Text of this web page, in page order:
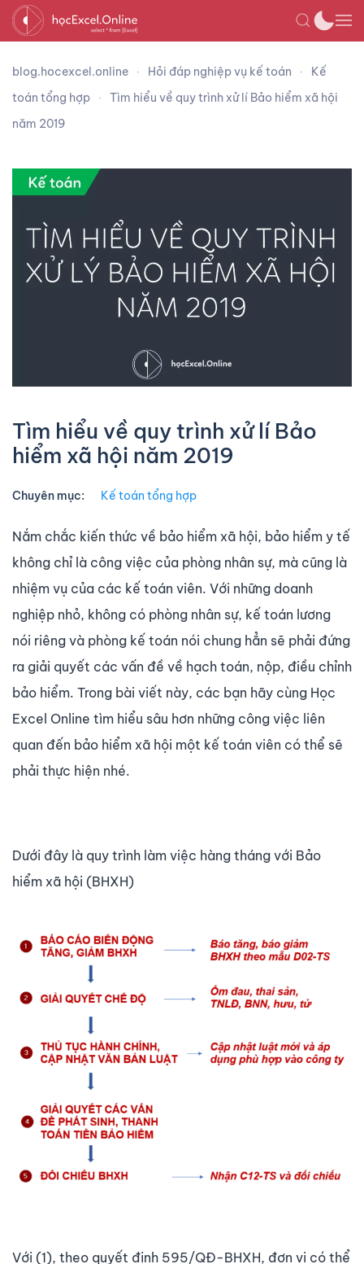
blog.hocexcel.online Hỏi đáp nghiệp vụ kế toán
Kế
toán tổng hợp
Tìm hiểu về quy trình xử lí Bảo hiểm xã hội
năm 2019
Tìm hiểu về quy trình xử lí Bảo
hiểm xã hội năm 2019
Chuyên mục: Kế toán tổng hợp
Nắm chắc kiến thức về bảo hiểm xã hội, bảo hiểm y tế
không chỉ là công việc của phòng nhân sự, mà cũng là
nhiệm vụ của các kế toán viên. Với những doanh
nghiệp nhỏ, không có phòng nhân sự, kế toán lương
nói riêng và phòng kế toán nói chung hẳn sẽ phải đứng
ra giải quyết các vấn đề về hạch toán, nộp, điều chỉnh
bảo hiểm. Trong bài viết này, các bạn hãy cùng Học
Excel Online tìm hiểu sâu hơn những công việc liên
quan đến bảo hiểm xã hội một kế toán viên có thể sẽ
phải thực hiện nhé.
Dưới đây là quy trình làm việc hàng tháng với Bảo
hiểm xã hội (BHXH)
Với (1), theo quyết định 595/QĐ-BHXH, đơn vị có thể